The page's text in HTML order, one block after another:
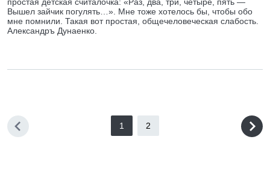
Вышел зайчик погулять…». Мне тоже хотелось бы, чтобы обо
мне помнили. Такая вот простая, общечеловеческая слабость.
Александръ Дунаенко.
1 2